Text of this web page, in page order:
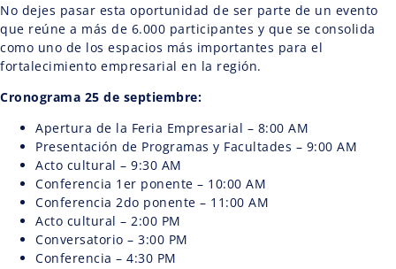
No dejes pasar esta oportunidad de ser parte de un evento
que reúne a más de 6.000 participantes y que se consolida
como uno de los espacios más importantes para el
fortalecimiento empresarial en la región.
Cronograma 25 de septiembre:
Apertura de la Feria Empresarial – 8:00 AM
Presentación de Programas y Facultades – 9:00 AM
Acto cultural – 9:30 AM
Conferencia 1er ponente – 10:00 AM
Conferencia 2do ponente – 11:00 AM
Acto cultural – 2:00 PM
Conversatorio – 3:00 PM
Conferencia – 4:30 PM